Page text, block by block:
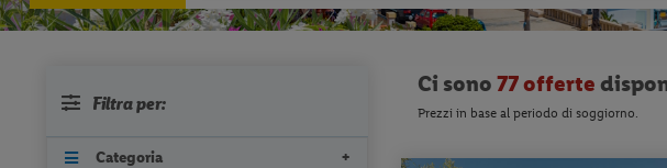
Filtra per:
Categoria
Ci sono 77 offerte
Prezzi in base al periodo di soggiorno.